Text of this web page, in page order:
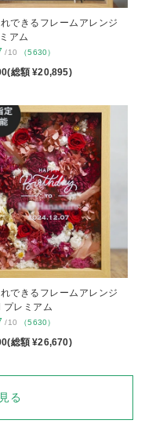
できるフレームアレンジ
アム
/10 （5630）
総額 ¥20,895)
できるフレームアレンジ
プレミアム
/10 （5630）
総額 ¥26,670)
る